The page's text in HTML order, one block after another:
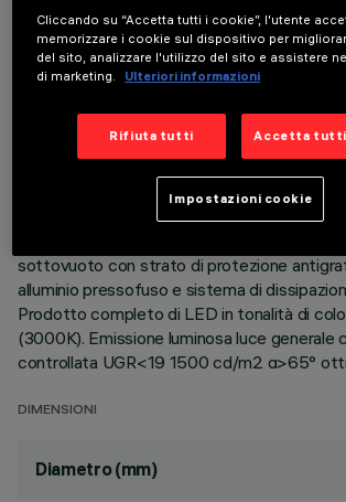
DATI TECNICI
Apparecchio rotondo fisso finalizzato
LED con tecnologia C.o.B. Versione con
sottovuoto con strato di protezione
alluminio pressofuso e sistema di
Prodotto completo di LED in tonalità di
(3000K). Emissione luminosa luce generale
controllata UGR<19 1500 cd/m2 α>65°
DIMENSIONI
Diametro (mm)
Cliccando su “Accetta tutti i cookie”, l'utente
memorizzare i cookie sul dispositivo per
del sito, analizzare l'utilizzo del sito e assistere
di marketing.
Ulteriori informazioni
Rifiuta tutti Accetta tutti
Impostazioni cookie